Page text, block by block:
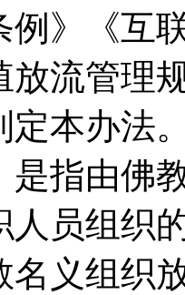
例》《互
放流管理
定本办
是指由佛
人员组织
名义组织